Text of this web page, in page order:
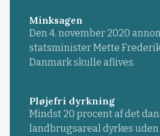
Minksagen
Den 4. november 2020
statsminister Mette
Danmark skulle aflives.
Pløjefri dyrkning
Mindst 20 procent af det
landbrugsareal dyrkes uden